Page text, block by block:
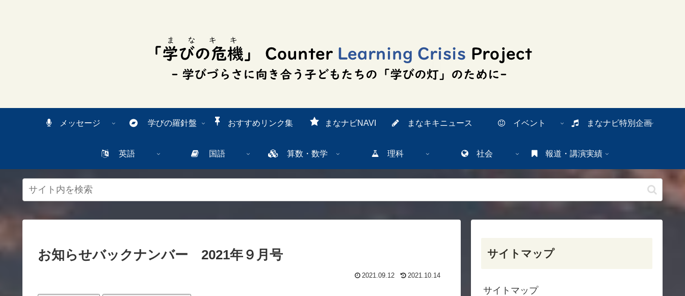
メッセージ 学びの羅針盤 おすすめリンク集 まなナビNAVI まなキキニュース イベント まなナビ特別企画
英語 国語 算数・数学 理科 社会 報道・講演実績
と、
お知らせバックナンバー 2021年９月号
2021.09.12 2021.10.14
サイトマップ
サイトマップ